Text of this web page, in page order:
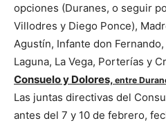
opciones (Duranes, o seguir
Villodres y Diego Ponce),
Agustín, Infante don
Laguna, La Vega, Porterías y
Consuelo y Dolores, entre
Las juntas directivas del
antes del 7 y 10 de febrero,